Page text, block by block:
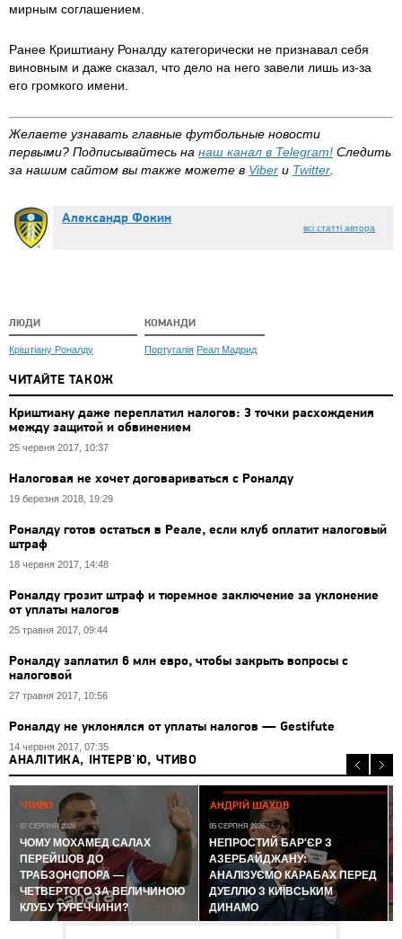
мирным соглашением.
Ранее Криштиану Роналду категорически не признавал себя
виновным и даже сказал, что дело на него завели лишь из-за
его громкого имени.
Желаете узнавать главные футбольные новости
первыми? Подписывайтесь на наш канал в Telegram! Следить
за нашим сайтом вы также можете в Viber и Twitter.
Александр Фокин
всі статті автора
ЛЮДИ
Кріштіану Роналду
КОМАНДИ
Португалія Реал Мадрид
ЧИТАЙТЕ ТАКОЖ
Криштиану даже переплатил налогов: 3 точки расхождения
между защитой и обвинением
25 червня 2017, 10:37
Налоговая не хочет договариваться с Роналду
19 березня 2018, 19:29
Роналду готов остаться в Реале, если клуб оплатит налоговый
штраф
18 червня 2017, 14:48
Роналду грозит штраф и тюремное заключение за уклонение
от уплаты налогов
25 травня 2017, 09:44
Роналду заплатил 6 млн евро, чтобы закрыть вопросы с
налоговой
27 травня 2017, 10:56
Роналду не уклонялся от уплаты налогов — Gestifute
14 червня 2017, 07:35
АНАЛІТИКА, ІНТЕРВ'Ю, ЧТИВО
ЧТИВО
07 СЕРПНЯ 2026
ЧОМУ МОХАМЕД САЛАХ
ПЕРЕЙШОВ ДО
ТРАБЗОНСПОРА —
ЧЕТВЕРТОГО ЗА ВЕЛИЧИНОЮ
КЛУБУ ТУРЕЧЧИНИ?
АНДРІЙ ШАХОВ
05 СЕРПНЯ 2026
НЕПРОСТИЙ БАР'ЄР З
АЗЕРБАЙДЖАНУ:
АНАЛІЗУЄМО КАРАБАХ ПЕРЕД
ДУЕЛЛЮ З КИЇВСЬКИМ
ДИНАМО